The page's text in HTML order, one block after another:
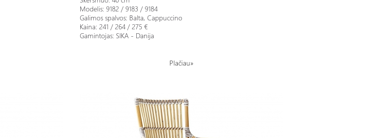
Modelis: 9182 / 9183 / 9184
Galimos spalvos: Balta, Cappuccino
Kaina: 241 / 264 / 275 €
Gamintojas: SIKA - Danija
Plačiau»